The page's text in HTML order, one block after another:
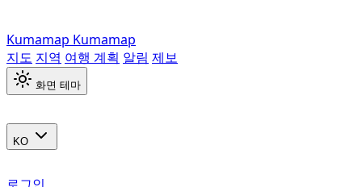
Kumamap Kumamap
지도 지역 여행 계획 알림 제보
화면 테마
KO